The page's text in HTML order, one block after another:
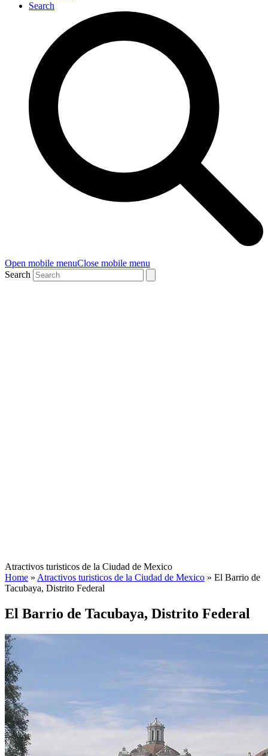
Search
Open mobile menuClose mobile menu
Search
Atractivos turisticos de la Ciudad de Mexico
Home » Atractivos turisticos de la Ciudad de Mexico » El Barrio de
Tacubaya, Distrito Federal
El Barrio de Tacubaya, Distrito Federal